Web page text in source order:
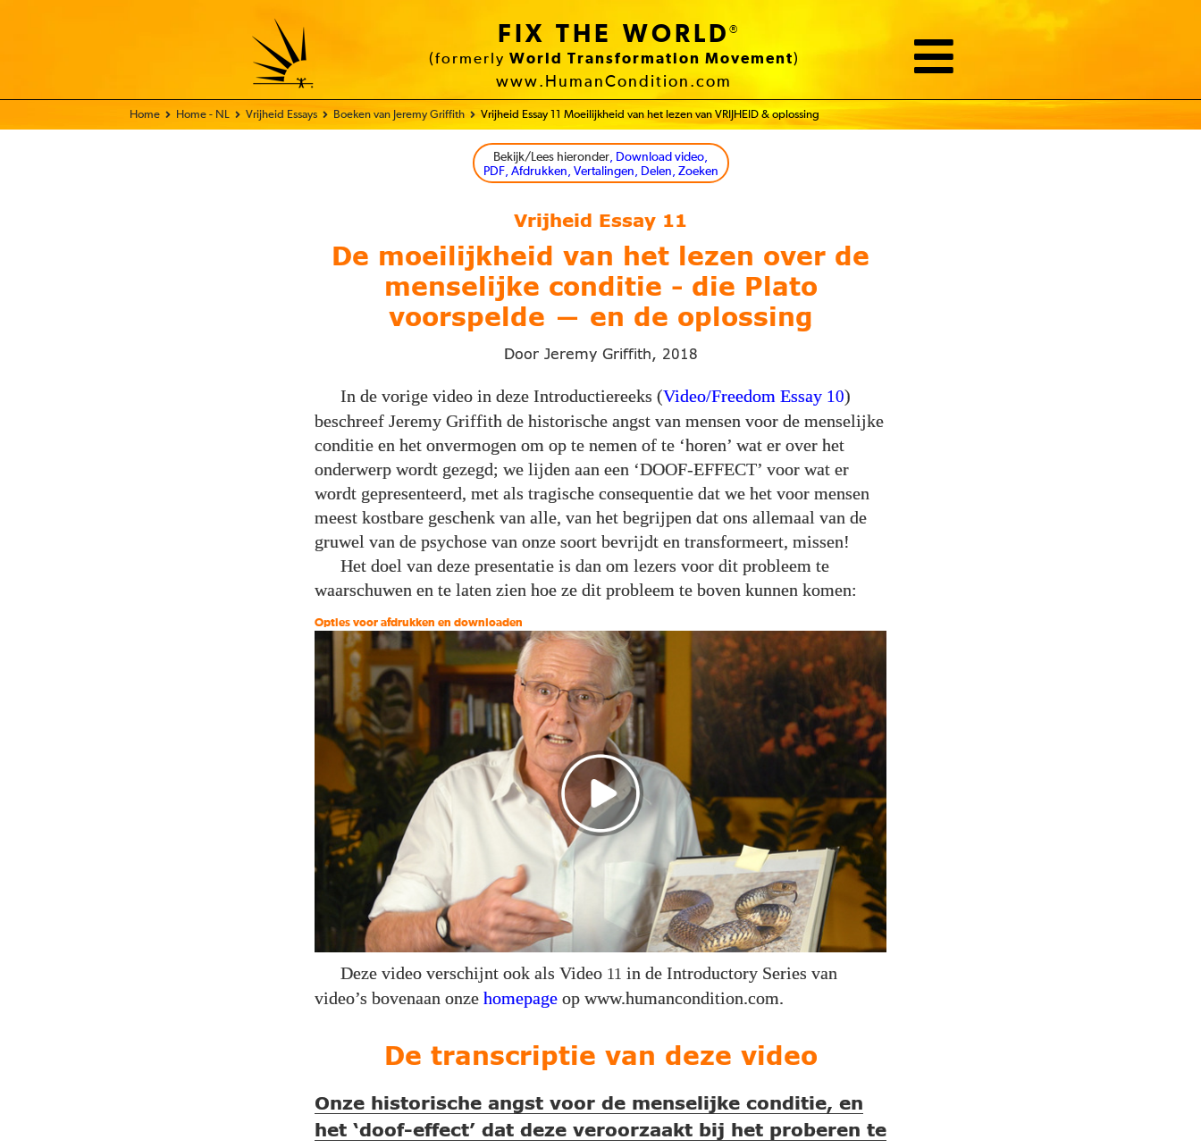
FIX THE WORLD®
(formerly World Transformation Movement)
www.HumanCondition.com
Home Home - NL Vrijheid Essays Boeken van Jeremy Griffith Vrijheid Essay 11 Moeilijkheid van het lezen van VRIJHEID & oplossing
Bekijk/Lees hieronder, Download video,
PDF, Afdrukken, Vertalingen, Delen, Zoeken
Vrijheid Essay 11
De moeilijkheid van het lezen over de
menselijke conditie - die Plato
voorspelde — en de oplossing
Door Jeremy Griffith, 2018
In de vorige video in deze Introductiereeks (Video/Freedom Essay 10)
beschreef Jeremy Griffith de historische angst van mensen voor de menselijke
conditie en het onvermogen om op te nemen of te ‘horen’ wat er over het
onderwerp wordt gezegd; we lijden aan een ‘DOOF-EFFECT’ voor wat er
wordt gepresenteerd, met als tragische consequentie dat we het voor mensen
meest kostbare geschenk van alle, van het begrijpen dat ons allemaal van de
gruwel van de psychose van onze soort bevrijdt en transformeert, missen!
Het doel van deze presentatie is dan om lezers voor dit probleem te
waarschuwen en te laten zien hoe ze dit probleem te boven kunnen komen:
Opties voor afdrukken en downloaden
Deze video verschijnt ook als Video 11 in de Introductory Series van
video’s bovenaan onze homepage op www.humancondition.com.
De transcriptie van deze video
Onze historische angst voor de menselijke conditie, en
het ‘doof-effect’ dat deze veroorzaakt bij het proberen te